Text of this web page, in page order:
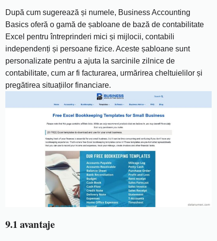
După cum sugerează și numele, Business Accounting
Basics oferă o gamă de șabloane de bază de contabilitate
Excel pentru întreprinderi mici și mijlocii, contabili
independenți și persoane fizice. Aceste șabloane sunt
personalizate pentru a ajuta la sarcinile zilnice de
contabilitate, cum ar fi facturarea, urmărirea cheltuielilor și
pregătirea situațiilor financiare.
9.1 avantaje